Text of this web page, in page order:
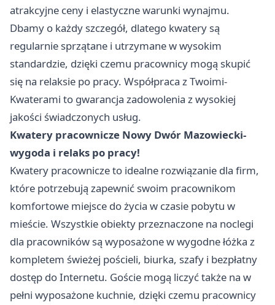
atrakcyjne ceny i elastyczne warunki wynajmu.
Dbamy o każdy szczegół, dlatego kwatery są
regularnie sprzątane i utrzymane w wysokim
standardzie, dzięki czemu pracownicy mogą skupić
się na relaksie po pracy. Współpraca z Twoimi-
Kwaterami to gwarancja zadowolenia z wysokiej
jakości świadczonych usług.
Kwatery pracownicze Nowy Dwór Mazowiecki-
wygoda i relaks po pracy!
Kwatery pracownicze to idealne rozwiązanie dla firm,
które potrzebują zapewnić swoim pracownikom
komfortowe miejsce do życia w czasie pobytu w
mieście. Wszystkie obiekty przeznaczone na noclegi
dla pracowników są wyposażone w wygodne łóżka z
kompletem świeżej pościeli, biurka, szafy i bezpłatny
dostęp do Internetu. Goście mogą liczyć także na w
pełni wyposażone kuchnie, dzięki czemu pracownicy